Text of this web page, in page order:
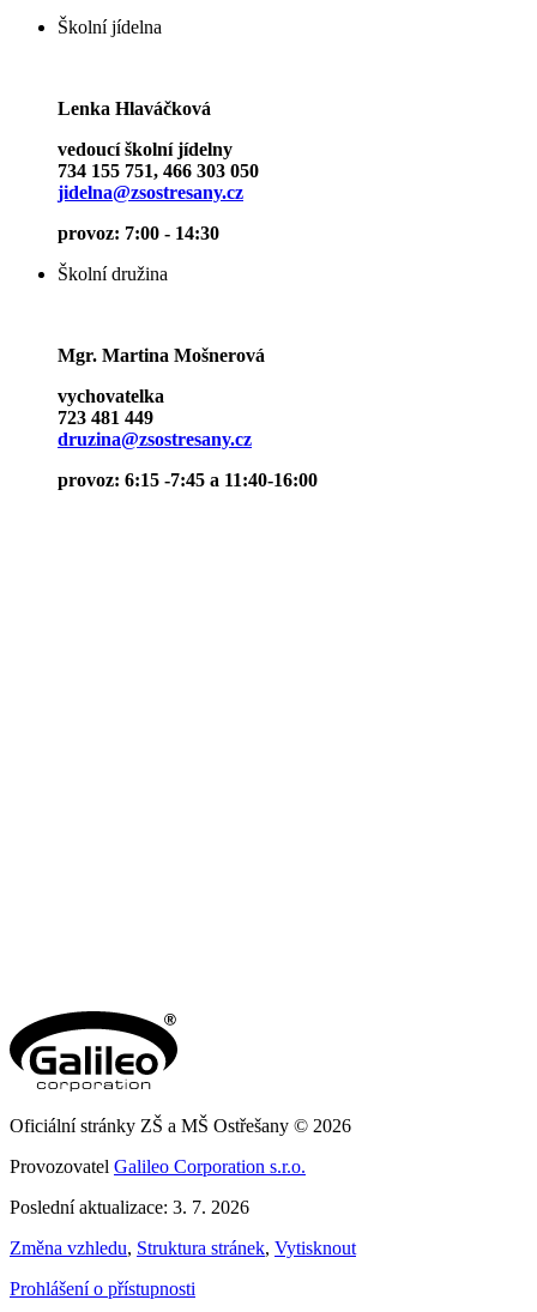
Školní jídelna
Lenka Hlaváčková
vedoucí školní jídelny
734 155 751, 466 303 050
jidelna@zsostresany.cz
provoz: 7:00 - 14:30
Školní družina
Mgr. Martina Mošnerová
vychovatelka
723 481 449
druzina@zsostresany.cz
provoz: 6:15 -7:45 a 11:40-16:00
Oficiální stránky ZŠ a MŠ Ostřešany © 2026
Provozovatel Galileo Corporation s.r.o.
Poslední aktualizace: 3. 7. 2026
Změna vzhledu, Struktura stránek, Vytisknout
Prohlášení o přístupnosti